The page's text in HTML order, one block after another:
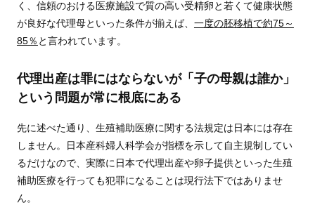
く、信頼のおける医療施設で質の高い受精卵と若くて健康状態
が良好な代理母といった条件が揃えば、 一度の胚移植で約75～
85％ と言われています。
代理出産は罪にはならないが「子の母親は誰か」
という問題が常に根底にある
先に述べた通り、生殖補助医療に関する法規定は日本には存在
しません。日本産科婦人科学会が指標を示して自主規制してい
るだけなので、実際に日本で代理出産や卵子提供といった生殖
補助医療を行っても犯罪になることは現行法下ではありませ
ん。